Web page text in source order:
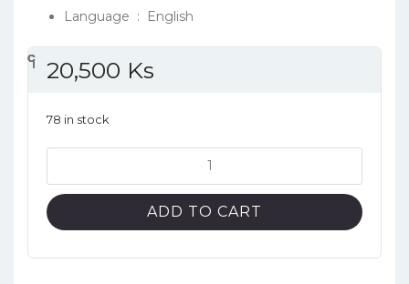
Language ‏ : ‎ English
၎
င
၎
၎
၎
င
၎
၎
၎
င
၎
၎ 20,500 Ks
78 in stock
Apothecary
Diaries
Volume.2
ADD TO CART